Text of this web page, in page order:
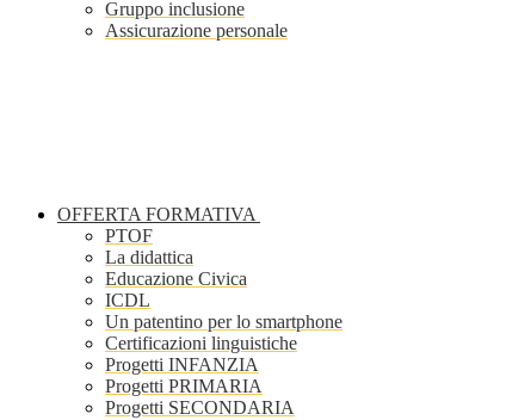
Gruppo inclusione
Assicurazione personale
OFFERTA FORMATIVA
PTOF
La didattica
Educazione Civica
ICDL
Un patentino per lo smartphone
Certificazioni linguistiche
Progetti INFANZIA
Progetti PRIMARIA
Progetti SECONDARIA